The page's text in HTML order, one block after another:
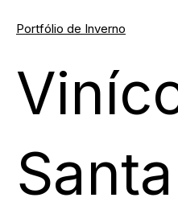
Portfólio de Inverno